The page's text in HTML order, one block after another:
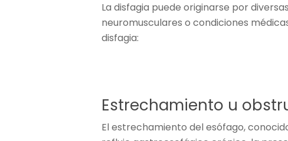
La disfagia puede originarse por
neuromusculares o condiciones
disfagia:
Estrechamiento u
El estrechamiento del esófago,